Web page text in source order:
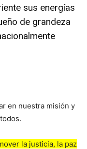
sus energías
de grandeza
en nuestra misión y
la justicia, la paz